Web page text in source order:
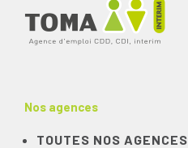
Nos agences
TOUTES NOS AGENCES